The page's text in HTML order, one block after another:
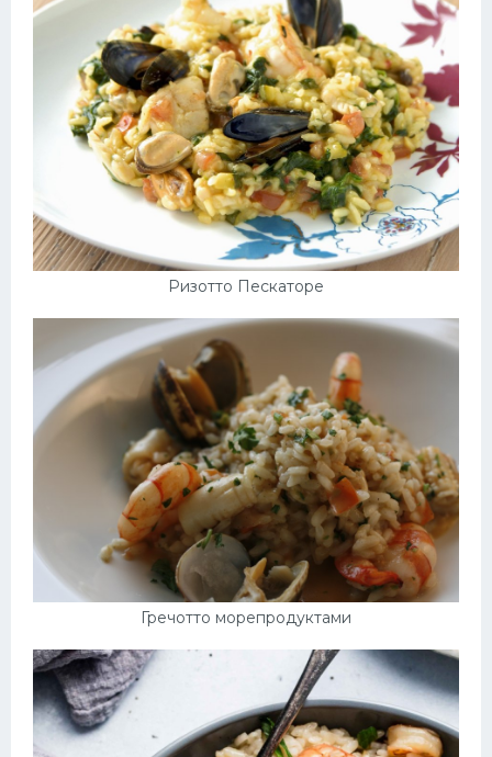
Ризотто Пескаторе
Гречотто морепродуктами
Напитки
Дизайн комнаты